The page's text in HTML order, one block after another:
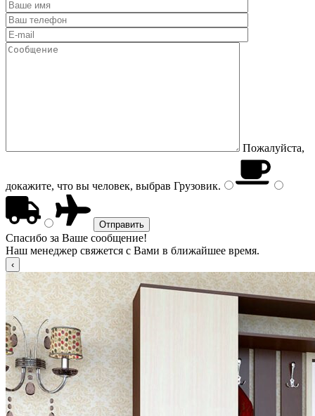
Пожалуйста,
докажите, что вы человек, выбрав Грузовик.
Спасибо за Ваше сообщение!
Наш менеджер свяжется с Вами в ближайшее время.